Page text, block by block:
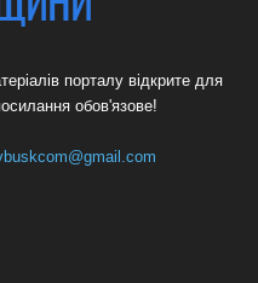
порталу відкрите для
обов'язове!